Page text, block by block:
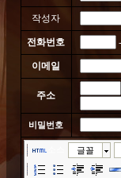
작성자
전화번호
이메일
주소
비밀번호
글꼴